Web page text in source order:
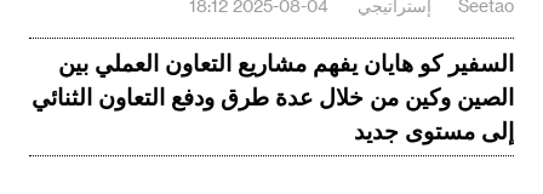
Seetao إستراتيجي 2025-08-04 18:12
السفير كو هايان يفهم مشاريع التعاون العملي بين
الصين وكين من خلال عدة طرق ودفع التعاون الثنائي
إلى مستوى جديد